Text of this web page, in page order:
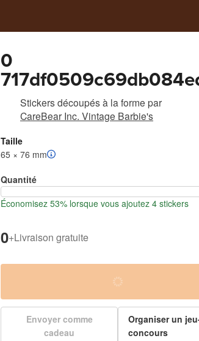
0
7232fd4512d
Stickers découpés à la forme par
CareBear Inc. Vintage Barbie's
Taille
65 × 76 mm
Quantité
Économisez 53% lorsque vous ajoutez 4 stickers
0+Livraison gratuite
Envoyer comme
cadeau
Organiser un
concours